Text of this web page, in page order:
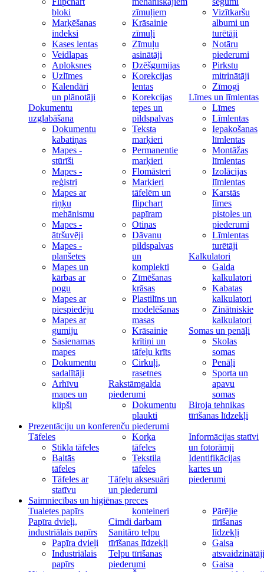
bloki
Marķēšanas
indeksi
Kases lentas
Veidlapas
Aploksnes
Uzlīmes
Kalendāri
un plānotāji
Dokumentu
uzglabāšana
Dokumentu
kabatiņas
Mapes -
stūrīši
Mapes -
reģistri
Mapes ar
riņķu
mehānismu
Mapes -
ātršuvēji
Mapes -
planšetes
Mapes un
kārbas ar
pogu
Mapes ar
piespiedēju
Mapes ar
gumiju
Sasienamas
mapes
Dokumentu
sadalītāji
Arhīvu
mapes un
klipši
zīmuļiem
Krāsainie
zīmuļi
Zīmuļu
asinātāji
Dzēšgumijas
Korekcijas
lentas
Korekcijas
tepes un
pildspalvas
Teksta
marķieri
Permanentie
marķieri
Flomāsteri
Marķieri
tāfelēm un
flipchart
papīram
Otiņas
Dāvanu
pildspalvas
un
komplekti
Zīmēšanas
krāsas
Plastilīns un
modelēšanas
masas
Krāsainie
krītiņi un
tāfeļu krīts
Cirkuļi,
rasetnes
Rakstāmgalda
piederumi
Dokumentu
plaukti
Vizītkaršu
albumi un
turētāji
Notāru
piederumi
Pirkstu
mitrinātāji
Zīmogi
Līmes un līmlentas
Līmes
Līmlentas
Iepakošanas
līmlentas
Montāžas
līmlentas
Izolācijas
līmlentas
Karstās
līmes
pistoles un
piederumi
Līmlentas
turētāji
Kalkulatori
Galda
kalkulatori
Kabatas
kalkulatori
Zinātniskie
kalkulatori
Somas un penāļi
Skolas
somas
Penāļi
Sporta un
apavu
somas
Biroja tehnikas
tīrīšanas līdzekļi
Prezentāciju un konferenču piederumi
Tāfeles
Stikla tāfeles
Baltās
tāfeles
Tāfeles ar
statīvu
Korķa
tāfeles
Tekstila
tāfeles
Tāfeļu aksesuāri
un piederumi
Informācijas statīvi
un fotorāmji
Identifikācijas
kartes un
piederumi
Saimniecības un higiēnas preces
Tualetes papīrs
Papīra dvieļi,
industriālais papīrs
Papīra dvieļi
Industriālais
papīrs
konteineri
Cimdi darbam
Sanitāro telpu
tīrīšanas līdzekļi
Telpu tīrīšanas
piederumi
Pārējie
tīrīšanas
līdzekļi
Gaisa
atsvaidzinātāji
Gaisa